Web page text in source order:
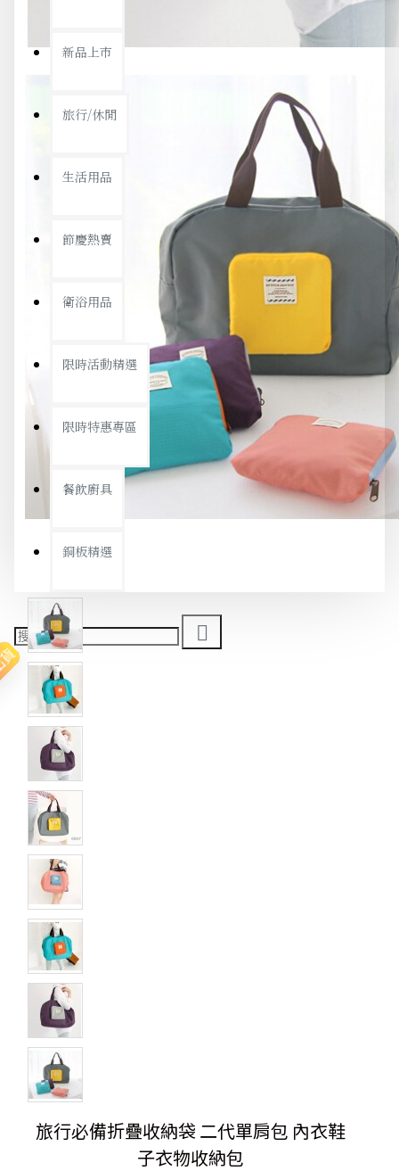
新品上市
旅行/休閒
生活用品
節慶熱賣
衛浴用品
限時活動精選
限時特惠專區
餐飲廚具
銅板精選
旅行必備折疊收納袋 二代單肩包 內衣鞋
子衣物收納包